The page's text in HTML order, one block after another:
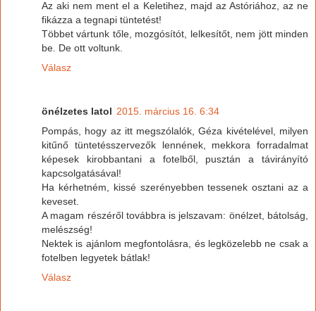
Az aki nem ment el a Keletihez, majd az Astóriához, az ne
fikázza a tegnapi tüntetést!
Többet vártunk tőle, mozgósítót, lelkesítőt, nem jött minden
be. De ott voltunk.
Válasz
önélzetes latol 2015. március 16. 6:34
Pompás, hogy az itt megszólalók, Géza kivételével, milyen
kitűnő tüntetésszervezők lennének, mekkora forradalmat
képesek kirobbantani a fotelből, pusztán a távirányító
kapcsolgatásával!
Ha kérhetném, kissé szerényebben tessenek osztani az a
keveset.
A magam részéről továbbra is jelszavam: önélzet, bátolság,
melészség!
Nektek is ajánlom megfontolásra, és legközelebb ne csak a
fotelben legyetek bátlak!
Válasz